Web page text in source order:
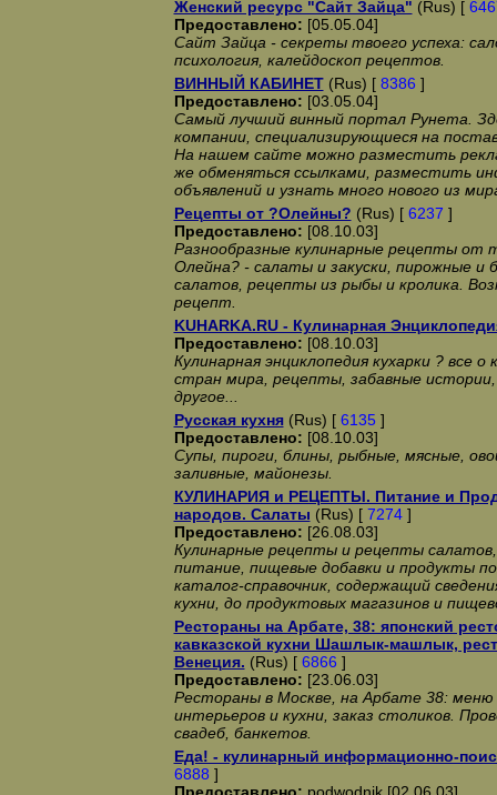
Женский ресурс "Сайт Зайца" (Rus) [
Предоставлено: [05.05.04]
Сайт Зайца - секреты твоего успеха:
психология, калейдоскоп рецептов.
ВИННЫЙ КАБИНЕТ(Rus) [ 8386 ]
Предоставлено: [03.05.04]
Самый лучший винный портал Рунета.
компании, специализирующиеся на
На нашем сайте можно разместить
же обменяться ссылками, разместить
объявлений и узнать много нового из
Рецепты от ?Олейны? (Rus) [ 6237 ]
Предоставлено: [08.10.03]
Разнообразные кулинарные рецепты от
Олейна? - салаты и закуски, пирожные и
салатов, рецепты из рыбы и кролика.
рецепт.
KUHARKA.RU - Кулинарная
Предоставлено: [08.10.03]
Кулинарная энциклопедия кухарки ? все о
стран мира, рецепты, забавные
другое...
Русская кухня(Rus) [ 6135 ]
Предоставлено: [08.10.03]
Супы, пироги, блины, рыбные, мясные,
заливные, майонезы.
КУЛИНАРИЯ и РЕЦЕПТЫ. Питание и
народов. Салаты (Rus) [ 7274]
Предоставлено: [26.08.03]
Кулинарные рецепты и рецепты
питание, пищевые добавки и продукты
каталог-справочник, содержащий
кухни, до продуктовых магазинов и
Рестораны на Арбате, 38: японский
кавказской кухни Шашлык-машлык,
Венеция. (Rus) [ 6866 ]
Предоставлено: [23.06.03]
Рестораны в Москве, на Арбате 38:
интерьеров и кухни, заказ столиков.
свадеб, банкетов.
Еда! - кулинарный информационно-
6888 ]